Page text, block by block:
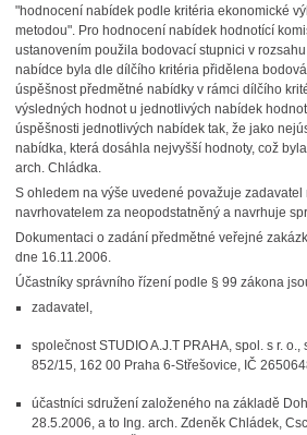
"hodnocení nabídek podle kritéria ekonomické
metodou". Pro hodnocení nabídek hodnotící
ustanovením použila bodovací stupnici v
nabídce byla dle dílčího kritéria přidělena
úspěšnost předmětné nabídky v rámci dílčího
výsledných hodnot u jednotlivých nabídek
úspěšnosti jednotlivých nabídek tak, že jako
nabídka, která dosáhla nejvyšší hodnoty, což
arch. Chládka.
S ohledem na výše uvedené považuje zadavatel
navrhovatelem za neopodstatněný a navrhuje
Dokumentaci o zadání předmětné veřejné
dne 16.11.2006.
Účastníky správního řízení podle § 99 zákona
zadavatel,
společnost STUDIO A.J.T PRAHA, spol. s r.
852/15, 162 00 Praha 6-Střešovice, IČ
účastníci sdružení založeného na základě
28.5.2006, a to Ing. arch. Zdeněk Chládek,